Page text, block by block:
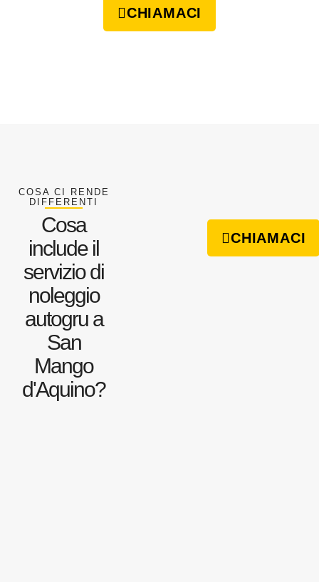
CHIAMACI
COSA CI RENDE
DIFFERENTI
Cosa
include il
servizio di
noleggio
autogru a
San
Mango
d'Aquino?
CHIAMACI